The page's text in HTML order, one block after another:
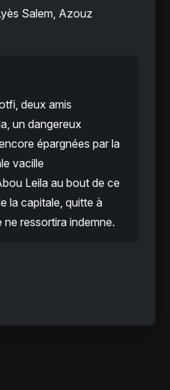
Salem, Azouz
deux amis
un dangereux
épargnées par la
vacille
Leila au bout de ce
la capitale, quitte à
ressortira indemne.